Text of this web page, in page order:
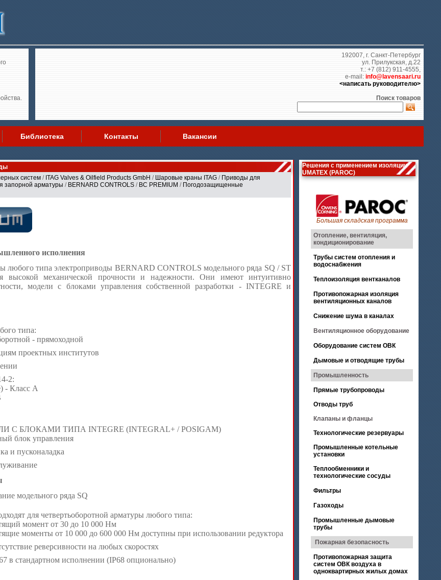
192007, г. Санкт-Петербург
ул. Прилукская, д.22
т.: +7 (812) 911-4555,
e-mail: info@lavensaari.ru
<написать руководителю>
Поиск товаров
Библиотека Контакты Вакансии
систем / ITAG Valves & Oilfield Products GmbH / Шаровые краны ITAG / Приводы для
запорной арматуры / BERNARD CONTROLS / BC PREMIUM / Погодозащищенные
исполнения
любого типа электроприводы BERNARD CONTROLS модельного ряда SQ / ST
высокой механической прочности и надежности. Они имеют интуитивно
модели с блоками управления собственной разработки - INTEGRE и
типа:
- прямоходной
проектных институтов
2:
- Класс A
БЛОКАМИ ТИПА INTEGRE (INTEGRAL+ / POSIGAM)
блок управления
и пусконаладка
модельного ряда SQ
для четвертьоборотной арматуры любого типа:
момент от 30 до 10 000 Нм
моменты от 10 000 до 600 000 Нм доступны при использовании редуктора
реверсивности на любых скоростях
в стандартном исполнении (IP68 опционально)
Решения с применением изоляции
UMATEX (PAROC)
Большая складская программа
Отопление, вентиляция,
кондиционирование
Трубы систем отопления и
водоснабжения
Теплоизоляция вентканалов
Противопожарная изоляция
вентиляционных каналов
Снижение шума в каналах
Вентиляционное оборудование
Оборудование систем ОВК
Дымовые и отводящие трубы
Промышленность
Прямые трубопроводы
Отводы труб
Клапаны и фланцы
Технологические резервуары
Промышленные котельные
установки
Теплообменники и
технологические сосуды
Фильтры
Газоходы
Промышленные дымовые
трубы
Пожарная безопасность
Противопожарная защита
систем ОВК воздуха в
одноквартирных жилых домах